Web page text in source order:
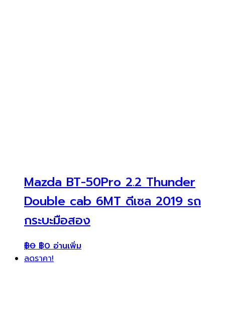
Mazda BT-50Pro 2.2 Thunder
Double cab 6MT ดีเซล 2019 รถ
กระบะมือสอง
฿0 ฿0 อ่านเพิ่ม
ลดราคา!